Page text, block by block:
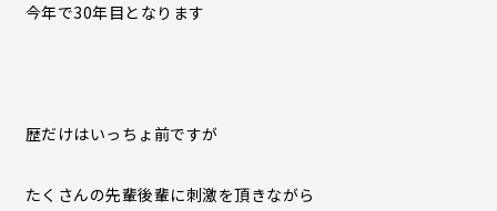
今年で30年目となります
歴だけはいっちょ前ですが
たくさんの先輩後輩に刺激を頂きながら